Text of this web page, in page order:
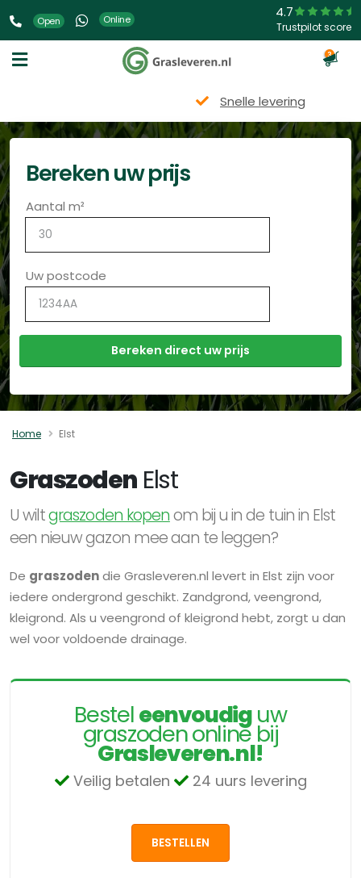
Open Online 4.7
Trustpilot score
3
Snelle levering
Bereken uw prijs
Aantal m²
Uw postcode
Home Elst
Graszoden Elst
U wiltgraszoden kopenom bij u in de tuin in Elst
een nieuw gazon mee aan te leggen?
De graszodendie Grasleveren.nl levert in Elst zijn voor
iedere ondergrond geschikt. Zandgrond, veengrond,
kleigrond. Als u veengrond of kleigrond hebt, zorgt u dan
wel voor voldoende drainage.
Besteleenvoudiguw
graszoden online bij
Grasleveren.nl!
Veilig betalen 24 uurs levering
BESTELLEN